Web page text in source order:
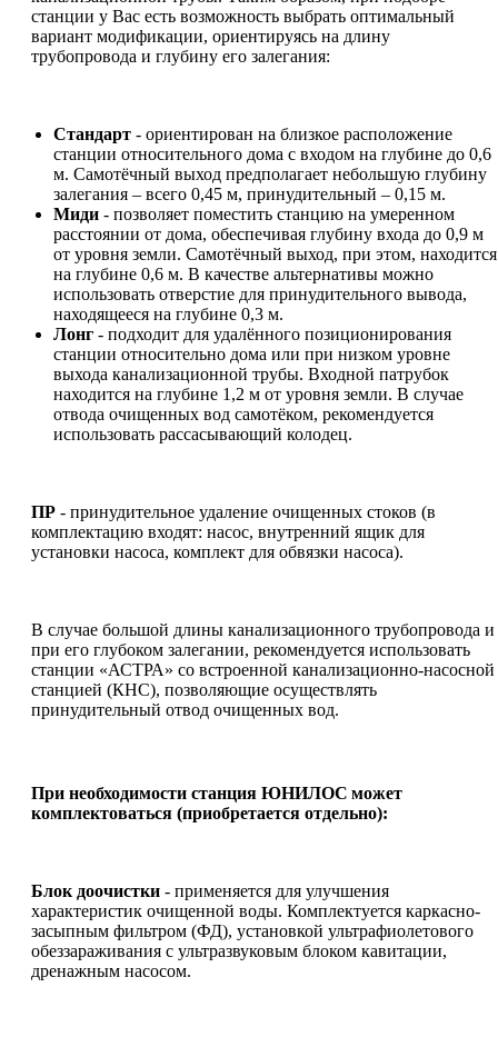
станции у Вас есть возможность выбрать оптимальный
вариант модификации, ориентируясь на длину
трубопровода и глубину его залегания:
Стандарт - ориентирован на близкое расположение
станции относительного дома с входом на глубине до 0,6
м. Самотёчный выход предполагает небольшую глубину
залегания – всего 0,45 м, принудительный – 0,15 м.
Миди - позволяет поместить станцию на умеренном
расстоянии от дома, обеспечивая глубину входа до 0,9 м
от уровня земли. Самотёчный выход, при этом, находится
на глубине 0,6 м. В качестве альтернативы можно
использовать отверстие для принудительного вывода,
находящееся на глубине 0,3 м.
Лонг - подходит для удалённого позиционирования
станции относительно дома или при низком уровне
выхода канализационной трубы. Входной патрубок
находится на глубине 1,2 м от уровня земли. В случае
отвода очищенных вод самотёком, рекомендуется
использовать рассасывающий колодец.
ПР - принудительное удаление очищенных стоков (в
комплектацию входят: насос, внутренний ящик для
установки насоса, комплект для обвязки насоса).
В случае большой длины канализационного трубопровода и
при его глубоком залегании, рекомендуется использовать
станции «АСТРА» со встроенной канализационно-насосной
станцией (КНС), позволяющие осуществлять
принудительный отвод очищенных вод.
При необходимости станция ЮНИЛОС может
комплектоваться (приобретается отдельно):
Блок доочистки - применяется для улучшения
характеристик очищенной воды. Комплектуется каркасно-
засыпным фильтром (ФД), установкой ультрафиолетового
обеззараживания с ультразвуковым блоком кавитации,
дренажным насосом.